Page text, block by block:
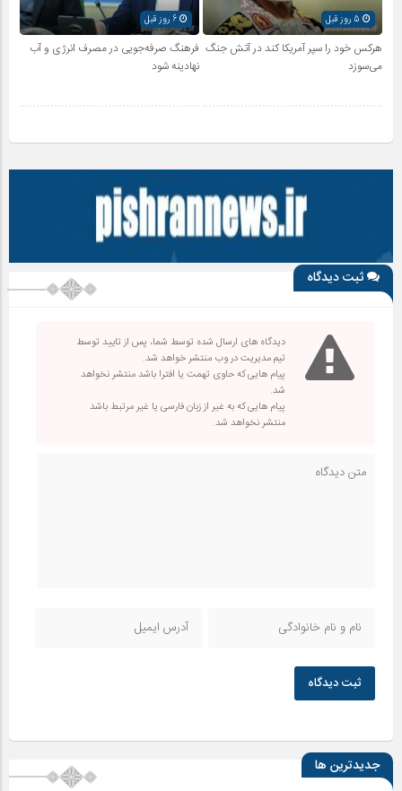
هرکس خود را سپر آمریکا کند در آتش جنگ
می‌سوزد
فرهنگ صرفه‌جویی در مصرف انرژی و آب
نهادینه شود
ثبت دیدگاه
دیدگاه های ارسال شده توسط شما، پس از تایید توسط
تیم مدیریت در وب منتشر خواهد شد.
پیام هایی که حاوی تهمت یا افترا باشد منتشر نخواهد
شد.
پیام هایی که به غیر از زبان فارسی یا غیر مرتبط باشد
منتشر نخواهد شد.
ثبت دیدگاه
جدیدترین ها